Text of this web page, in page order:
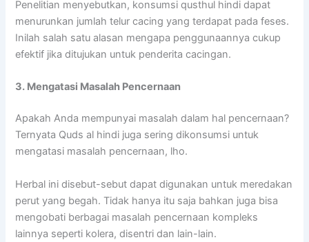
Penelitian menyebutkan, konsumsi qusthul hindi dapat
menurunkan jumlah telur cacing yang terdapat pada feses.
Inilah salah satu alasan mengapa penggunaannya cukup
efektif jika ditujukan untuk penderita cacingan.
3. Mengatasi Masalah Pencernaan
Apakah Anda mempunyai masalah dalam hal pencernaan?
Ternyata Quds al hindi juga sering dikonsumsi untuk
mengatasi masalah pencernaan, lho.
Herbal ini disebut-sebut dapat digunakan untuk meredakan
perut yang begah. Tidak hanya itu saja bahkan juga bisa
mengobati berbagai masalah pencernaan kompleks
lainnya seperti kolera, disentri dan lain-lain.